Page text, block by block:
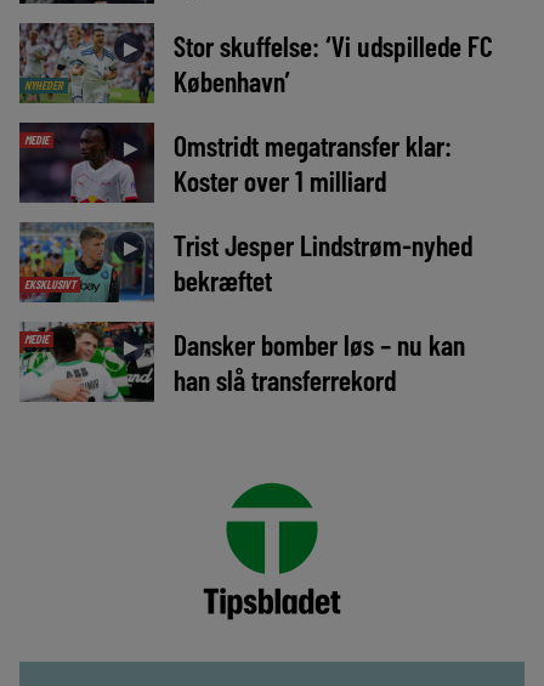
NYHEDER
►
Stor skuffelse: ‘Vi udspillede FC
København’
MEDIE ►
Omstridt megatransfer klar:
Koster over 1 milliard
EKSKLUSIVT
►
Trist Jesper Lindstrøm-nyhed
bekræftet
MEDIE ►
Dansker bomber løs – nu kan
han slå transferrekord